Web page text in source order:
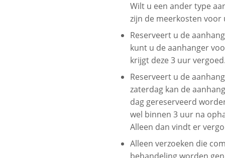
Wilt u een ander type
zijn de meerkosten voor
Reserveert u de
kunt u de aanhanger
krijgt deze 3 uur
Reserveert u de
zaterdag kan de
dag gereserveerd
wel binnen 3 uur na
Alleen dan vindt er
Alleen verzoeken die